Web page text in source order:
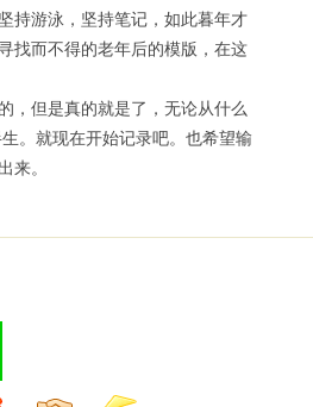
持游泳，坚持笔记，如此暮年才
找而不得的老年后的模版，在这
，但是真的就是了，无论从什么
。就现在开始记录吧。也希望输
来。